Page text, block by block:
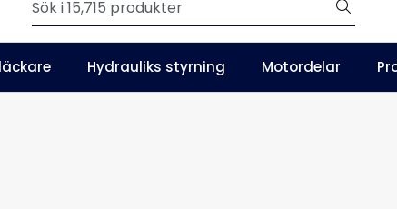
Outlet
katalogerHydrauliks styrning Motordelar